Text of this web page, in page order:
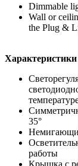
Dimmable
Wall or
the Plug &
Характеристики
35°
работы
Крышка с